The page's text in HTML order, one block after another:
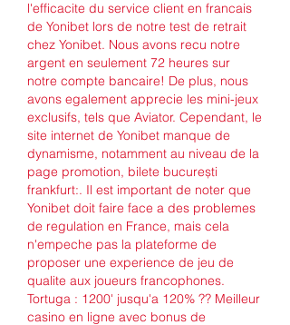
l'efficacite du service client en francais
de Yonibet lors de notre test de retrait
chez Yonibet. Nous avons recu notre
argent en seulement 72 heures sur
notre compte bancaire! De plus, nous
avons egalement apprecie les mini-jeux
exclusifs, tels que Aviator. Cependant, le
site internet de Yonibet manque de
dynamisme, notamment au niveau de la
page promotion, bilete bucurești
frankfurt:. Il est important de noter que
Yonibet doit faire face a des problemes
de regulation en France, mais cela
n'empeche pas la plateforme de
proposer une experience de jeu de
qualite aux joueurs francophones.
Tortuga : 1200' jusqu'a 120% ?? Meilleur
casino en ligne avec bonus de